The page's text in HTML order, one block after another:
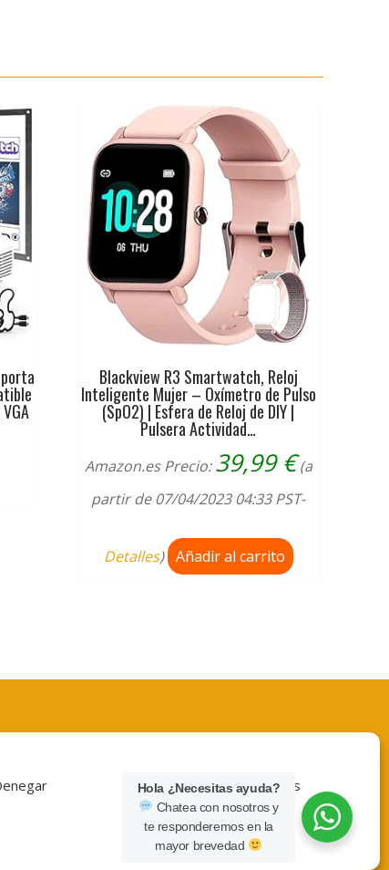
Ver preferencias
Blackview R3 Smartwatch, Reloj
Inteligente Mujer – Oxímetro de Pulso
(SpO2) | Esfera de Reloj de DIY |
Pulsera Actividad…
Amazon.es Precio:39,99€(a
partir de 07/04/2023 04:33 PST-
Detalles) Añadir al carrito
© Copyright 202 · TECLAT.NET
Hola ¿Necesitas ayuda?
Chatea con nosotros y
te responderemos en la
mayor brevedad